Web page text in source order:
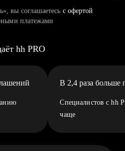
вы соглашаетесь с офертой
платежами
hh PRO
В 2,4 раза больше
Специалистов с hh
чаще